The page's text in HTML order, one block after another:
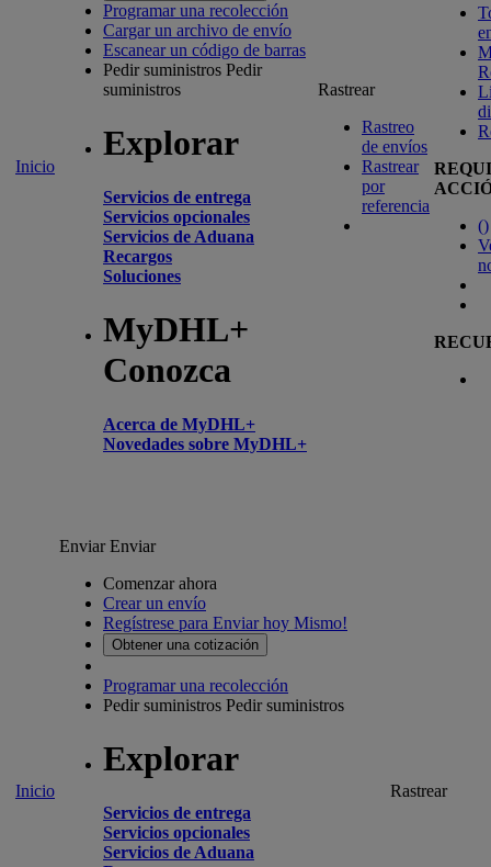
Inicio
Programar una recolección
Cargar un archivo de envío
Escanear un código de barras
Pedir suministros Pedir
suministros
Explorar
Servicios de entrega
Servicios opcionales
Servicios de Aduana
Recargos
Soluciones
MyDHL+
Conozca
Acerca de MyDHL+
Novedades sobre MyDHL+
Rastrear
Rastreo
de envíos
Rastrear
por
referencia
()
Inicio
EnviarEnviar
Comenzar ahora
Crear un envío
Regístrese para Enviar hoy Mismo!
Obtener una cotización
Programar una recolección
Pedir suministros Pedir suministros
Explorar
Servicios de entrega
Servicios opcionales
Servicios de Aduana
Rastrear